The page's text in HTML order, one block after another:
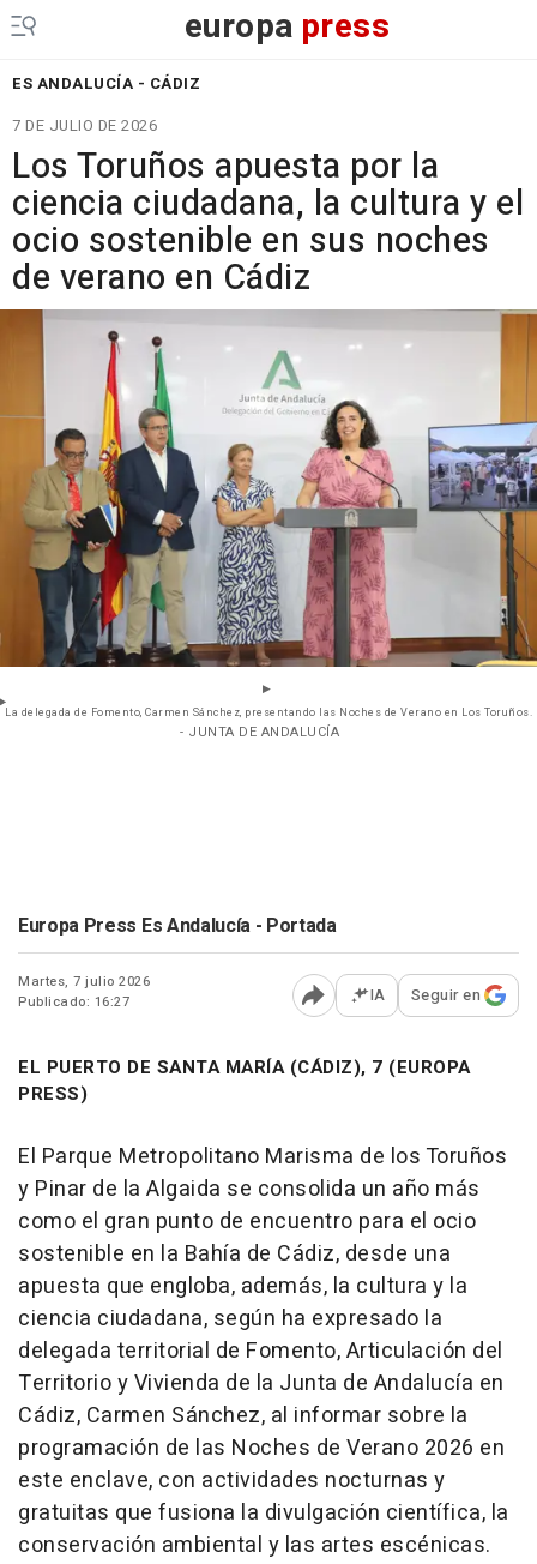
europa press
ES ANDALUCÍA - CÁDIZ
7 DE JULIO DE 2026
Los Toruños apuesta por la
ciencia ciudadana, la cultura y el
ocio sostenible en sus noches
de verano en Cádiz
La delegada de Fomento, Carmen Sánchez, presentando las Noches de Verano en Los Toruños.
- JUNTA DE ANDALUCÍA
Europa Press Es Andalucía - Portada
Martes, 7 julio 2026
Publicado: 16:27
Abrir opciones para
IA Seguir en
EL PUERTO DE SANTA MARÍA (CÁDIZ), 7 (EUROPA
PRESS)
El Parque Metropolitano Marisma de los Toruños
y Pinar de la Algaida se consolida un año más
como el gran punto de encuentro para el ocio
sostenible en la Bahía de Cádiz, desde una
apuesta que engloba, además, la cultura y la
ciencia ciudadana, según ha expresado la
delegada territorial de Fomento, Articulación del
Territorio y Vivienda de la Junta de Andalucía en
Cádiz, Carmen Sánchez, al informar sobre la
programación de las Noches de Verano 2026 en
este enclave, con actividades nocturnas y
gratuitas que fusiona la divulgación científica, la
conservación ambiental y las artes escénicas.